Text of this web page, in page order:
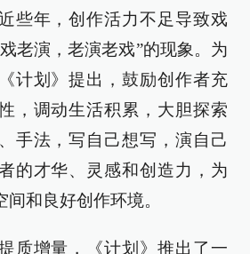
些年，创作活力不足导致戏
老演，老演老戏”的现象。为
计划》提出，鼓励创作者充
，调动生活积累，大胆探索
手法，写自己想写，演自己
的才华、灵感和创造力，为
和良好创作环境。
质增量，《计划》推出了一